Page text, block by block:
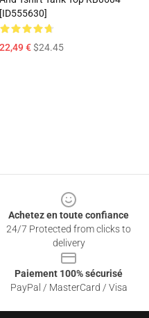
[ID555630]
22,49 €$24.45
Achetez en toute confiance
24/7 Protected from clicks to
delivery
Paiement 100% sécurisé
PayPal / MasterCard / Visa